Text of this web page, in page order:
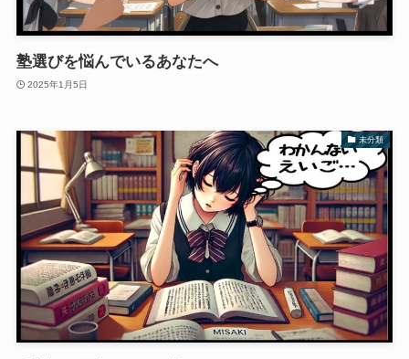
塾選びを悩んでいるあなたへ
2025年1月5日
未分類